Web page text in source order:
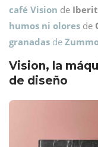
café Vision de
humos ni olores de
granadas de
Vision, la
de diseño